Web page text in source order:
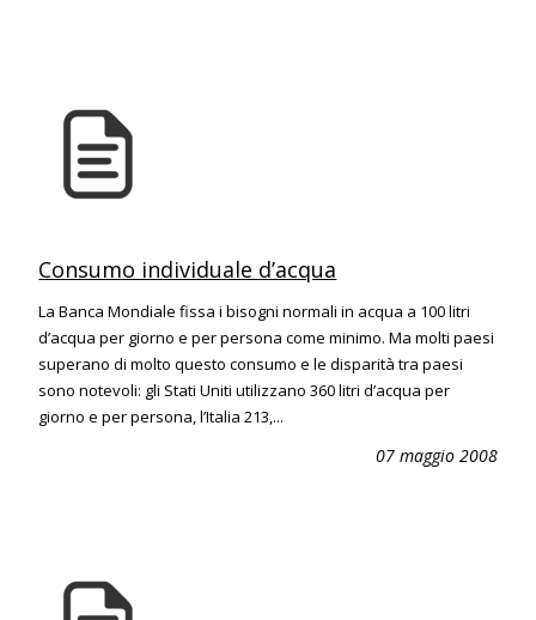
Consumo individuale d’acqua
La Banca Mondiale fissa i bisogni normali in acqua a 100 litri
d’acqua per giorno e per persona come minimo. Ma molti paesi
superano di molto questo consumo e le disparità tra paesi
sono notevoli: gli Stati Uniti utilizzano 360 litri d’acqua per
giorno e per persona, l’Italia 213,...
07 maggio 2008